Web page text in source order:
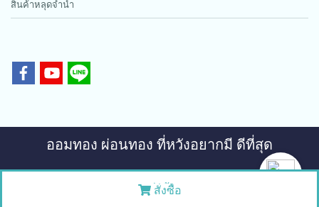
สั่งซื้อ
สินค้าหลุดจำนำ
ออมทอง ผ่อนทอง ที่หวังอยากมี ดีที่สุด
ทองสวย เพชรดี หวังอยากมี การันตีคุณภาพ